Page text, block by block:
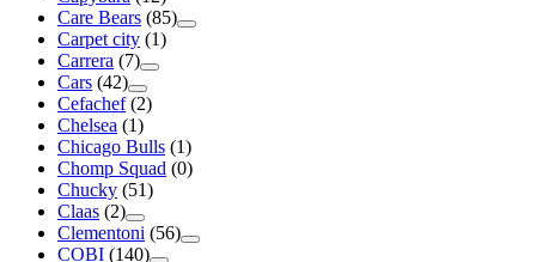
Care Bears (85)
Carpet city (1)
Carrera (7)
Cars (42)
Cefachef (2)
Chelsea (1)
Chicago Bulls (1)
Chomp Squad (0)
Chucky (51)
Claas (2)
Clementoni (56)
COBI (140)